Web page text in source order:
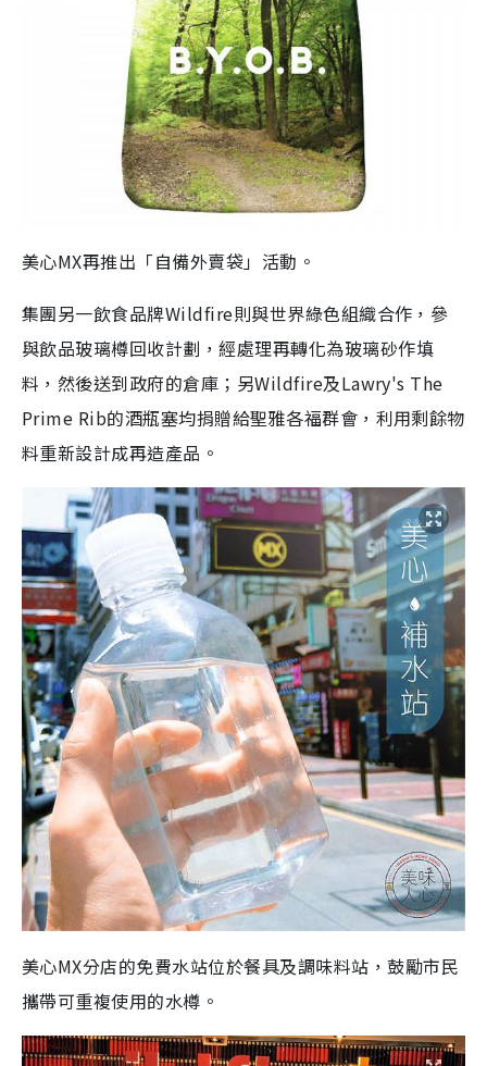
美心MX再推出「自備外賣袋」活動。
集團另一飲食品牌Wildfire則與世界綠色組織合作，參
與飲品玻璃樽回收計劃，經處理再轉化為玻璃砂作填
料，然後送到政府的倉庫；另Wildfire及Lawry's The
Prime Rib的酒瓶塞均捐贈給聖雅各福群會，利用剩餘物
料重新設計成再造產品。
美心MX分店的免費水站位於餐具及調味料站，鼓勵市民
攜帶可重複使用的水樽。